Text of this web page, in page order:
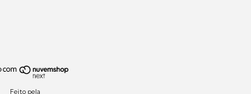
Feito pela